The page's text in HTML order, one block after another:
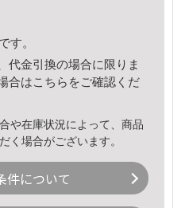
す。
代金引換の場合に限りま
合はこちら をご確認くだ
や在庫状況によって、商品
く場合がございます。
件について